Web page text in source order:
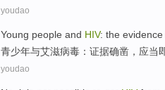
youdao
Young people and HIV: the evidence
青少年与艾滋病毒 ： 证据确凿，应当
youdao